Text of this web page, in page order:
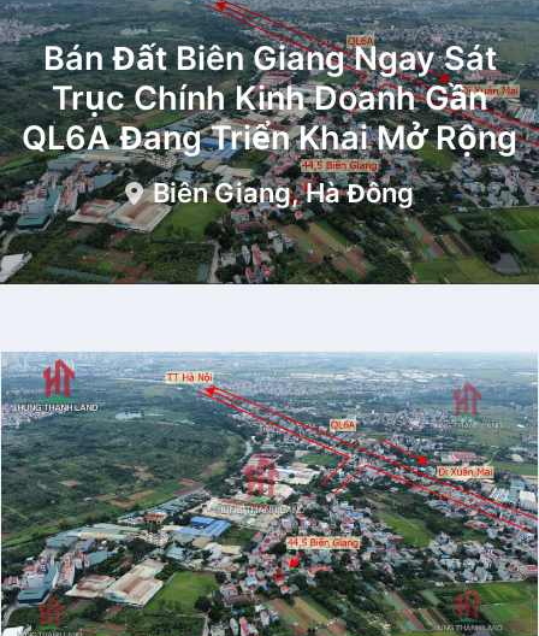
Bán Đất Biên Giang Ngay Sát
Trục Chính Kinh Doanh Gần
QL6A Đang Triển Khai Mở Rộng
Biên Giang, Hà Đông